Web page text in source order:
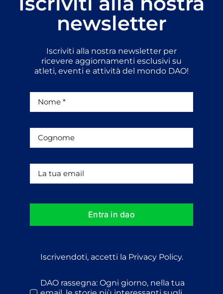
newsletter
Iscriviti alla nostra newsletter per
ricevere aggiornamenti esclusivi su
atleti, eventi e attività del mondo DAO!
Entra in dao
Iscrivendoti, accetti la Privacy Policy.
DAO rassegna: Ogni giorno, nella tua